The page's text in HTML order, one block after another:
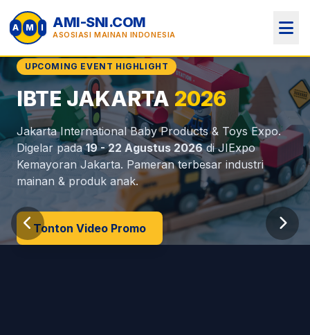
A M I AMI-SNI.COM
ASOSIASI MAINAN INDONESIA
(AMI)
UPCOMING EVENT HIGHLIGHT
IBTE JAKARTA 2026
Jakarta International Baby Products & Toys Expo.
Digelar pada19 - 22 Agustus 2026di JIExpo
Kemayoran Jakarta. Pameran terbesar industri
mainan & produk anak.
Tonton Video Promo
Perlindungan Anak
Indonesia
MOU Internasional
Dokumen & MOU